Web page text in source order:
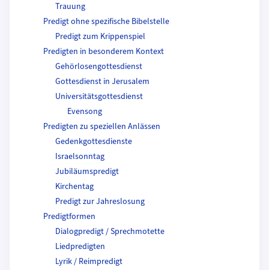
Trauung
Predigt ohne spezifische Bibelstelle
Predigt zum Krippenspiel
Predigten in besonderem Kontext
Gehörlosengottesdienst
Gottesdienst in Jerusalem
Universitätsgottesdienst
Evensong
Predigten zu speziellen Anlässen
Gedenkgottesdienste
Israelsonntag
Jubiläumspredigt
Kirchentag
Predigt zur Jahreslosung
Predigtformen
Dialogpredigt / Sprechmotette
Liedpredigten
Lyrik / Reimpredigt